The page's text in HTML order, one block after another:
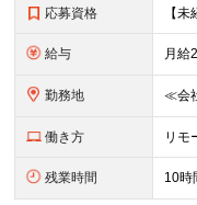
応募資格
給与
勤務地
働き方 リモ
残業時間 10時